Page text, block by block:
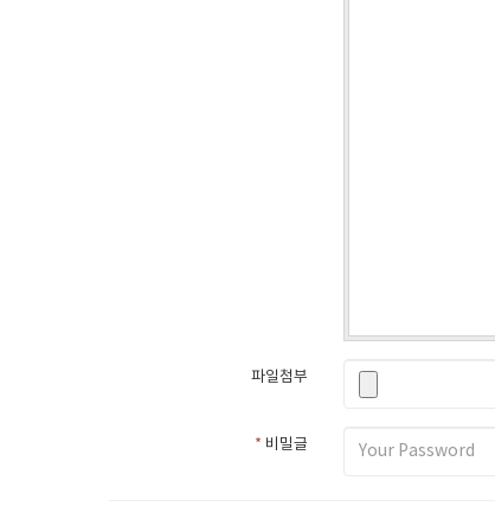
파일첨부
* 비밀글